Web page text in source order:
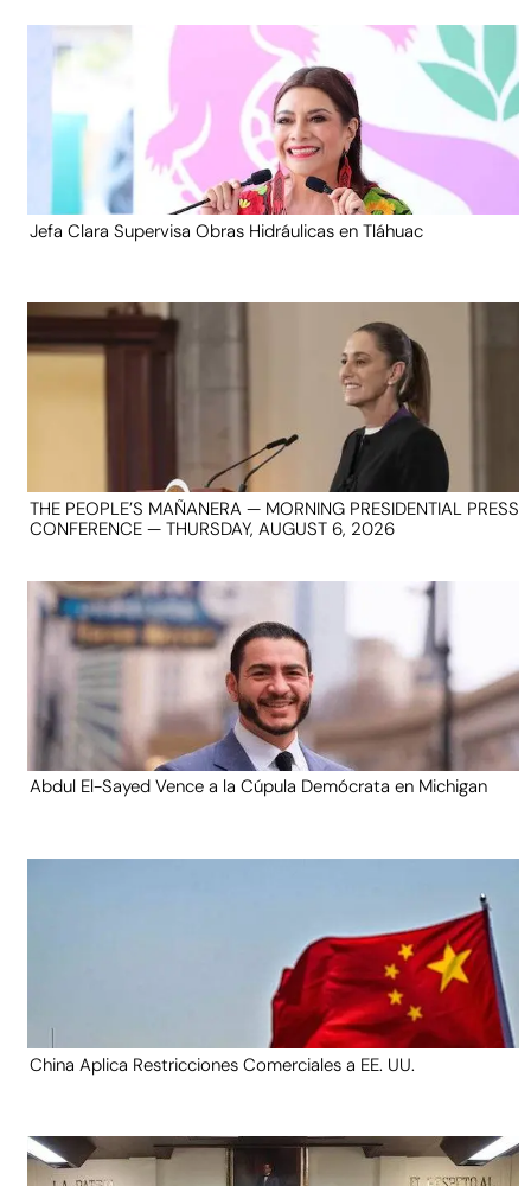
Jefa Clara Supervisa Obras Hidráulicas en Tláhuac
THE PEOPLE’S MAÑANERA — MORNING PRESIDENTIAL PRESS
CONFERENCE — THURSDAY, AUGUST 6, 2026
Abdul El-Sayed Vence a la Cúpula Demócrata en Michigan
China Aplica Restricciones Comerciales a EE. UU.